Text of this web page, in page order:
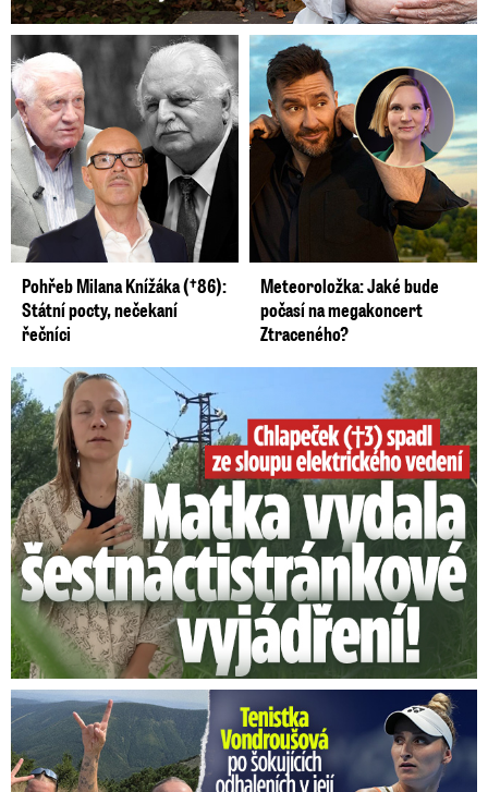
Pohřeb Milana Knížáka (†86):
Státní pocty, nečekaní
řečníci
Meteoroložka: Jaké bude
počasí na megakoncert
Ztraceného?
Smrtelný pád chlapce: Matka vydala vyjádření na 16 stran
Vondroušová po šokujících odhaleních v kauze: Záhadný vzkaz!